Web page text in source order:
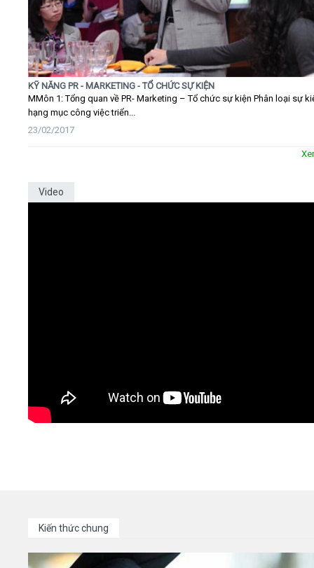
KỸ NĂNG PR - MARKETING - TỔ CHỨC SỰ KIỆN
MMôn 1: Tổng quan về PR- Marketing – Tổ chức sự kiện Phân loại sự
hạng mục công việc triển...
23/02/2017
Video
Kiến thức chung